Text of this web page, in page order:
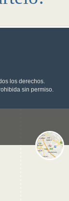
los derechos.
sin permiso.